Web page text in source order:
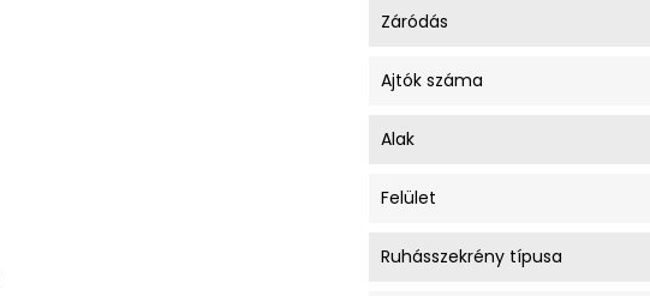
Záródás
Ajtók száma
Alak
Felület
Ruhásszekrény típusa